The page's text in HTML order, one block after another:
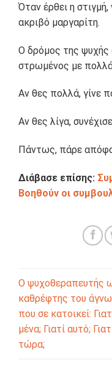
Όταν έρθει η
ακριβό μαργαρίτη.
Ο δρόμος της ψυχής
στρωμένος με πολλά
Αν θες πολλά, γίνε
Αν θες λίγα,
Πάντως, πάρε
Διάβασε επίσης:
Βοηθούν οι
Ο ψυχοθεραπευτής
καθρέφτης του
που σε κατοικεί:
μένα; Γιατί αυτό;
τώρα;